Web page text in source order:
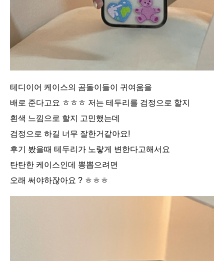
테디이어 케이스의 곰돌이들이 귀여움을
배로 준다고요 ㅎㅎㅎ 저는 테두리를 검정으로 할지
흰색 느낌으로 할지 고민했는데
검정으로 하길 너무 잘한거같아요!
후기 봤을때 테두리가 노랗게 변한다고해서요
탄탄한 케이스인데 뽕뽑으려면
오래 써야하잖아요 ? ㅎㅎㅎ